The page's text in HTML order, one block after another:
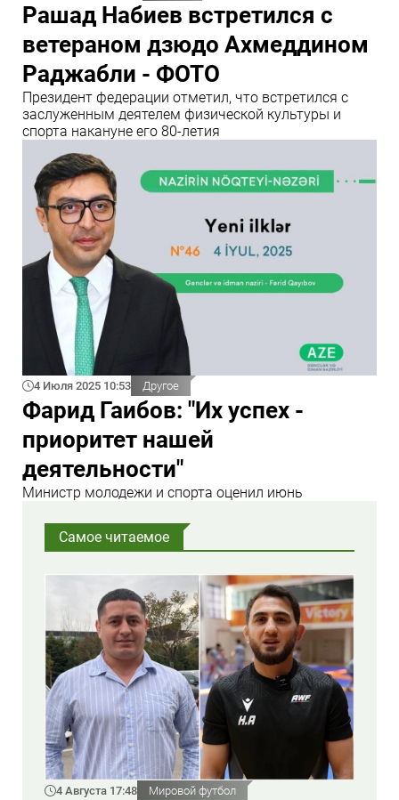
Рашад Набиев встретился с
ветераном дзюдо Ахмеддином
Раджабли - ФОТО
Президент федерации отметил, что встретился с
заслуженным деятелем физической культуры и
спорта накануне его 80-летия
4 Июля 2025 10:53 Другое
Фарид Гаибов: "Их успех -
приоритет нашей
деятельности"
Министр молодежи и спорта оценил июнь
Самое читаемое
4 Августа 17:48 Мировой футбол